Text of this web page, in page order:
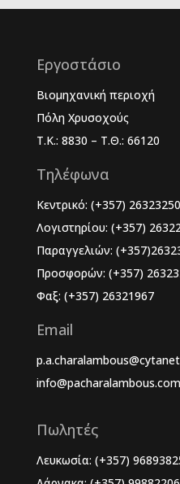
Εργοστάσιο
Βιομηχανική περιοχή
Πόλη Χρυσοχούς
Τ.Κ.: 8830 – Τ.Θ.: 66120
Τηλέφωνα
Κεντρικό: (+357) 26323250
Λογιστηρίου: (+357)
Παραγγελιών:
Προσφορών: (+357)
Φαξ: (+357) 26321967
Email
info@pacharalambous.com
Πωλητές
Λευκωσία: (+357)